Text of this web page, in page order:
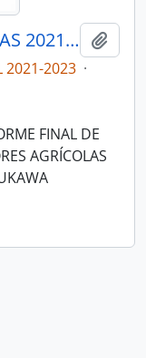
RESOLUCIONES LEGISLATIVAS 2021-2023
2021-2023 ·
FINAL DE
AGRÍCOLAS